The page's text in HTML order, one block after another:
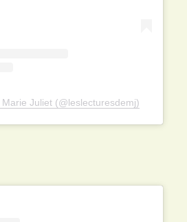
Juliet (@leslecturesdemj)